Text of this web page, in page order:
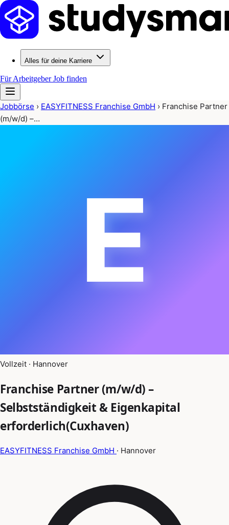
Alles für deine Karriere
Für ArbeitgeberJob finden
Jobbörse › EASYFITNESS Franchise GmbH › Franchise Partner
(m/w/d) –…
E
Vollzeit · Hannover
Franchise Partner (m/w/d) –
Selbstständigkeit & Eigenkapital
erforderlich(Cuxhaven)
EASYFITNESS Franchise GmbH · Hannover